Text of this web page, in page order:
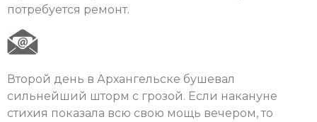
потребуется ремонт.
Второй день в Архангельске бушевал
сильнейший шторм с грозой. Если накануне
стихия показала всю свою мощь вечером, то